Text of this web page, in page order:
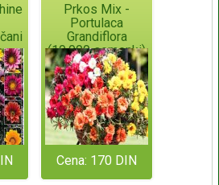
Prkos Mix -
Portulaca
Grandiflora
(10.000 semenki)
Cena: 170 DIN